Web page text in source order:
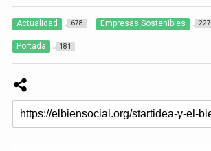
Actualidad 678 Empresas Sostenibles 227
Portada 181